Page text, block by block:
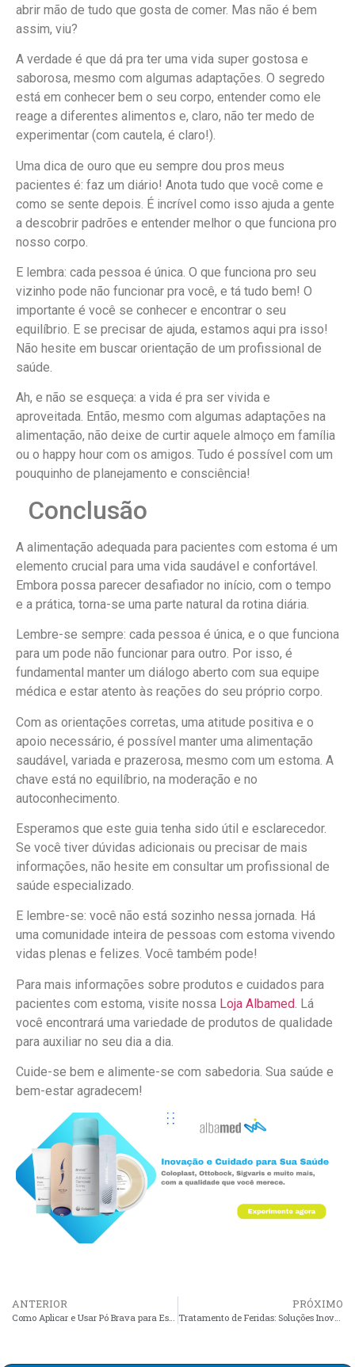
abrir mão de tudo que gosta de comer. Mas não é bem
assim, viu?
A verdade é que dá pra ter uma vida super gostosa e
saborosa, mesmo com algumas adaptações. O segredo
está em conhecer bem o seu corpo, entender como ele
reage a diferentes alimentos e, claro, não ter medo de
experimentar (com cautela, é claro!).
Uma dica de ouro que eu sempre dou pros meus
pacientes é: faz um diário! Anota tudo que você come e
como se sente depois. É incrível como isso ajuda a gente
a descobrir padrões e entender melhor o que funciona pro
nosso corpo.
E lembra: cada pessoa é única. O que funciona pro seu
vizinho pode não funcionar pra você, e tá tudo bem! O
importante é você se conhecer e encontrar o seu
equilíbrio. E se precisar de ajuda, estamos aqui pra isso!
Não hesite em buscar orientação de um profissional de
saúde.
Ah, e não se esqueça: a vida é pra ser vivida e
aproveitada. Então, mesmo com algumas adaptações na
alimentação, não deixe de curtir aquele almoço em família
ou o happy hour com os amigos. Tudo é possível com um
pouquinho de planejamento e consciência!
Conclusão
A alimentação adequada para pacientes com estoma é um
elemento crucial para uma vida saudável e confortável.
Embora possa parecer desafiador no início, com o tempo
e a prática, torna-se uma parte natural da rotina diária.
Lembre-se sempre: cada pessoa é única, e o que funciona
para um pode não funcionar para outro. Por isso, é
fundamental manter um diálogo aberto com sua equipe
médica e estar atento às reações do seu próprio corpo.
Com as orientações corretas, uma atitude positiva e o
apoio necessário, é possível manter uma alimentação
saudável, variada e prazerosa, mesmo com um estoma. A
chave está no equilíbrio, na moderação e no
autoconhecimento.
Esperamos que este guia tenha sido útil e esclarecedor.
Se você tiver dúvidas adicionais ou precisar de mais
informações, não hesite em consultar um profissional de
saúde especializado.
E lembre-se: você não está sozinho nessa jornada. Há
uma comunidade inteira de pessoas com estoma vivendo
vidas plenas e felizes. Você também pode!
Para mais informações sobre produtos e cuidados para
pacientes com estoma, visite nossa Loja Albamed . Lá
você encontrará uma variedade de produtos de qualidade
para auxiliar no seu dia a dia.
Cuide-se bem e alimente-se com sabedoria. Sua saúde e
bem-estar agradecem!
ANTERIOR
Como Aplicar e Usar Pó Brava para Estomias
PRÓXIMO
Tratamento de Feridas: Soluções Inovadoras e Produtos Essenciais